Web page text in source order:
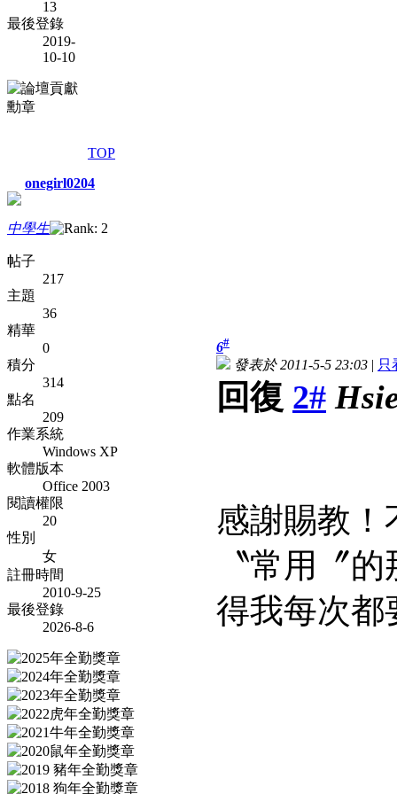
13
最後登錄
2019-
10-10
TOP
onegirl0204
中學生
帖子
217
主題
36
精華
0
積分
314
點名
209
作業系統
Windows XP
軟體版本
Office 2003
閱讀權限
20
性別
女
註冊時間
2010-9-25
最後登錄
2026-8-6
6#
發表於 2011-5-5 23:03 | 只
回復 2#
感謝賜教！
〝常用〞
得我每次都